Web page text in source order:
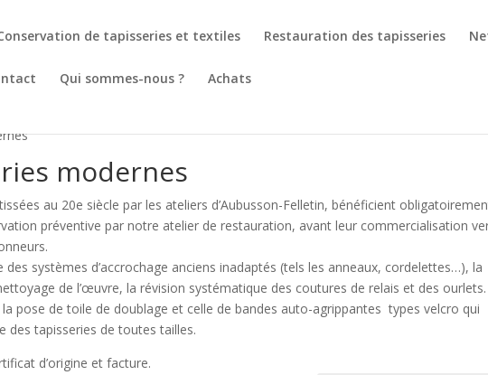
de tapisseries et textiles Restauration des tapisseries
Qui sommes-nous ? Achats
modernes
au 20e siècle par les ateliers d’Aubusson-Felletin, bénéficient
préventive par notre atelier de restauration, avant leur commercialisation
systèmes d’accrochage anciens inadaptés (tels les anneaux, cordelettes…), la
de l’œuvre, la révision systématique des coutures de relais et des
pose de toile de doublage et celle de bandes auto-agrippantes types velcro qui
des tapisseries de toutes tailles.
d’origine et facture.